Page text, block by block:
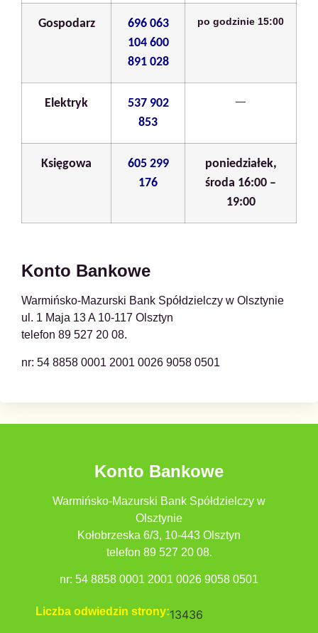
Gospodarz
696 063
104 600
891 028
po godzinie 15:00
Elektryk
537 902
853
—
Księgowa
605 299
176
poniedziałek,
środa 16:00 –
19:00
Konto Bankowe
Warmińsko-Mazurski Bank Spółdzielczy w Olsztynie
ul. 1 Maja 13 A 10-117 Olsztyn
telefon 89 527 20 08.
nr: 54 8858 0001 2001 0026 9058 0501
Konto Bankowe
Warmińsko-Mazurski Bank Spółdzielczy w
Olsztynie
Kołobrzeska 6/3, 10-443 Olsztyn
telefon 89 527 20 08.
nr: 54 8858 0001 2001 0026 9058 0501
Liczba odwiedzin strony:13436